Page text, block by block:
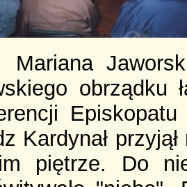
Mariana
obrządku
Kardynał
piętrze. Do